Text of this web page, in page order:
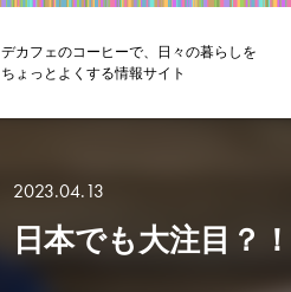
デカフェのコーヒーで、日々の暮らしを
ちょっとよくする情報サイト
日本でも大注目？
2023.04.13